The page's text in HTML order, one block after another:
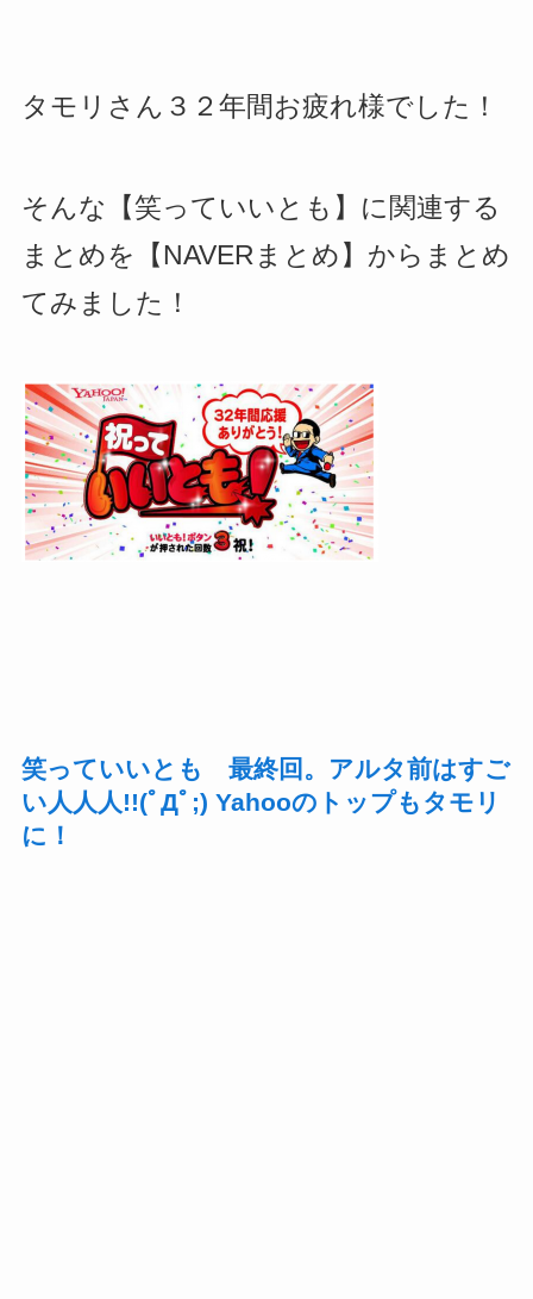
タモリさん３２年間お疲れ様でした！
そんな【笑っていいとも】に関連する
まとめを【NAVERまとめ】からまとめ
てみました！
笑っていいとも 最終回。アルタ前はすご
い人人人!!(ﾟДﾟ;) Yahooのトップもタモリ
に！